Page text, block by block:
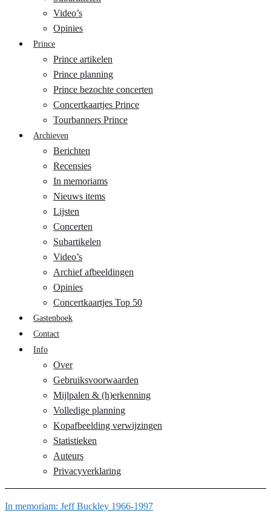
Video’s
Opinies
Prince
Prince artikelen
Prince planning
Prince bezochte concerten
Concertkaartjes Prince
Tourbanners Prince
Archieven
Berichten
Recensies
In memoriams
Nieuws items
Lijsten
Concerten
Subartikelen
Video’s
Archief afbeeldingen
Opinies
Concertkaartjes Top 50
Gastenboek
Contact
Info
Over
Gebruiksvoorwaarden
Mijlpalen & (h)erkenning
Volledige planning
Kopafbeelding verwijzingen
Statistieken
Auteurs
Privacyverklaring
In memoriam: Jeff Buckley 1966-1997